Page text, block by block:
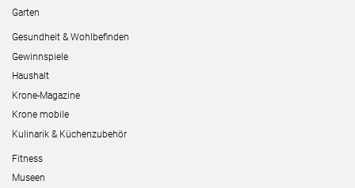
Garten
Gesundheit & Wohlbefinden
Gewinnspiele
Haushalt
Krone-Magazine
Krone mobile
Kulinarik & Küchenzubehör
Fitness
Museen